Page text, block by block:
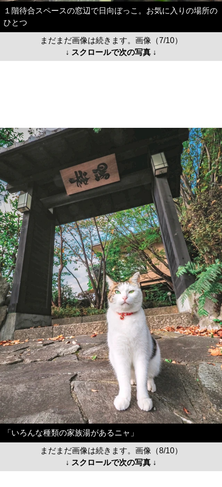
１階待合スペースの窓辺で日向ぼっこ。お気に入りの場所の
ひとつ
まだまだ画像は続きます。画像（7/10）
↓ スクロールで次の写真 ↓
「いろんな種類の家族湯があるニャ」
まだまだ画像は続きます。画像（8/10）
↓ スクロールで次の写真 ↓